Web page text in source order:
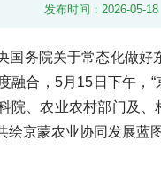
发布时间：2026-05-18
国务院关于常态化做
融合，5月15日下午，
院、农业农村部门及
绘京蒙农业协同发展蓝